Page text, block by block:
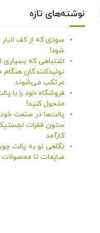
نوشته‌های تازه
سودی که از کف
شود!
اشتباهی که بسیاری
تولیدکنندگان هنگام
مرتکب می‌شوند
فروشگاه خود را با
متحول کنید!
پالت‌ها در صنعت
ستون فقرات
کارآمد
نگاهی نو به پالت
ضایعات تا محصولات